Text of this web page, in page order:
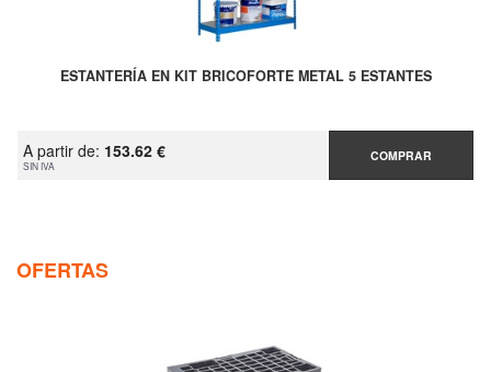
ESTANTERÍA EN KIT BRICOFORTE METAL 5 ESTANTES
A partir de: 153.62 €
SIN IVA
COMPRAR
OFERTAS